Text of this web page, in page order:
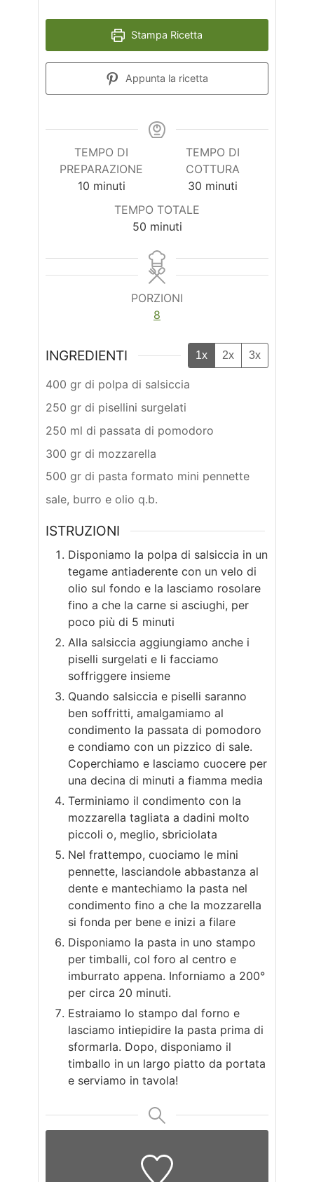
Stampa Ricetta
Appunta la ricetta
TEMPO DI
PREPARAZIONE
10minuti
minuti
TEMPO DI
COTTURA
30 minuti
minuti
TEMPO TOTALE
50minuti
minuti
PORZIONI
8
INGREDIENTI 1x 2x 3x
400 gr di polpa di salsiccia
250 gr di pisellini surgelati
250 ml di passata di pomodoro
300 gr di mozzarella
500 gr di pasta formato mini pennette
sale, burro e olio q.b.
ISTRUZIONI
Disponiamo la polpa di salsiccia in un
tegame antiaderente con un velo di
olio sul fondo e la lasciamo rosolare
fino a che la carne si asciughi, per
poco più di 5 minuti
Alla salsiccia aggiungiamo anche i
piselli surgelati e li facciamo
soffriggere insieme
Quando salsiccia e piselli saranno
ben soffritti, amalgamiamo al
condimento la passata di pomodoro
e condiamo con un pizzico di sale.
Coperchiamo e lasciamo cuocere per
una decina di minuti a fiamma media
Terminiamo il condimento con la
mozzarella tagliata a dadini molto
piccoli o, meglio, sbriciolata
Nel frattempo, cuociamo le mini
pennette, lasciandole abbastanza al
dente e mantechiamo la pasta nel
condimento fino a che la mozzarella
si fonda per bene e inizi a filare
Disponiamo la pasta in uno stampo
per timballi, col foro al centro e
imburrato appena. Inforniamo a 200°
per circa 20 minuti.
Estraiamo lo stampo dal forno e
lasciamo intiepidire la pasta prima di
sformarla. Dopo, disponiamo il
timballo in un largo piatto da portata
e serviamo in tavola!